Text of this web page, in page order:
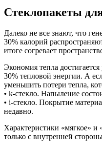
Стеклопакеты
Далеко не все знают, что
30% калорий
итоге согревает
Экономия тепла
30% тепловой энергии. А
уменьшить потери тепла,
• k-стекло. Напыление
• i-стекло. Покрытие
недавно.
Характеристики «мягкое» и
только с внутренней